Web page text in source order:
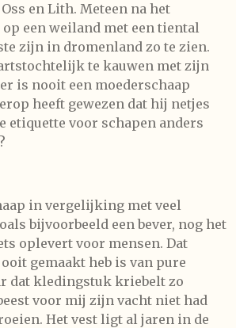
en Lith. Meteen na het
een weiland met een tiental
zijn in dromenland zo te zien.
te kauwen met zijn
is nooit een moederschaap
heeft gewezen dat hij netjes
etiquette voor schapen anders
in vergelijking met veel
bijvoorbeeld een bever, nog het
oplevert voor mensen. Dat
gemaakt heb is van pure
dat kledingstuk kriebelt zo
voor mij zijn vacht niet had
Het vest ligt al jaren in de